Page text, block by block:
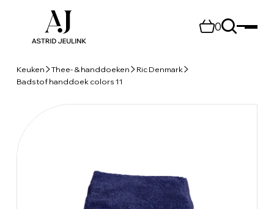
0
Keuken Thee- & handdoeken
Ric Denmark
Badstof handdoek colors 11